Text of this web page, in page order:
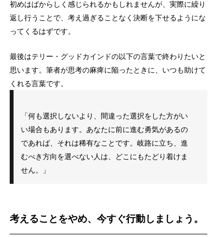
初めはばからしく感じられるかもしれませんが、実際に繰り
返し行うことで、考え過ぎることなく決断を下せるようにな
ってくるはずです。
最後はテリー・グッドカインドの以下の言葉で終わりたいと
思います。筆者が思考の麻痺に陥ったときに、いつも助けて
くれる言葉です。
「何も選択しないより、間違った選択をした方がい
い場合もあります。あなたに前に進む勇気があるの
であれば、それは稀有なことです。岐路に立ち、進
むべき方向を選べない人は、どこにもたどり着けま
せん。」
考えることをやめ、今すぐ行動しましょう。